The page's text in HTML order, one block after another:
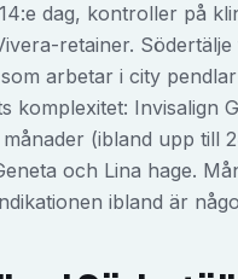
dag, kontroller på
retainer.
arbetar i city
komplexitet: Invisalign
(ibland upp
och Lina hage.
ibland är